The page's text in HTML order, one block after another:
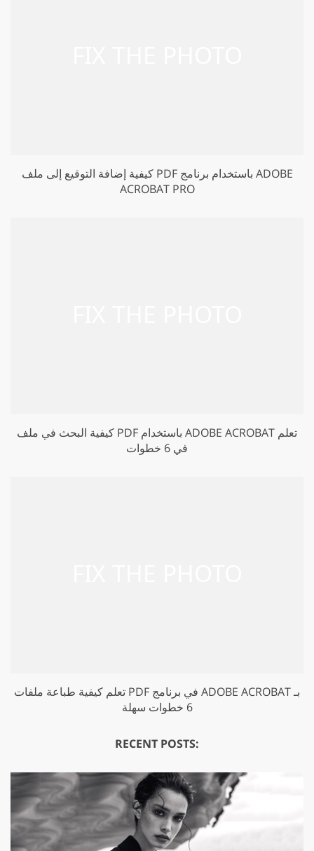
كيفية إضافة التوقيع إلى ملف PDF باستخدام برنامج ADOBE
ACROBAT PRO
كيفية البحث في ملف PDF باستخدام ADOBE ACROBAT تعلم
في 6 خطوات
تعلم كيفية طباعة ملفات PDF في برنامج ADOBE ACROBAT بـ
6 خطوات سهلة
RECENT POSTS: